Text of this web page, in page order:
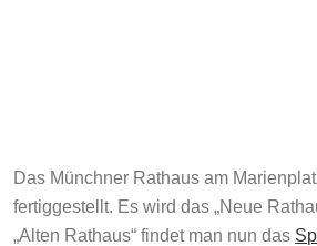
Das Münchner Rathaus am
fertiggestellt. Es wird das „Neue
„Alten Rathaus“ findet man nun das